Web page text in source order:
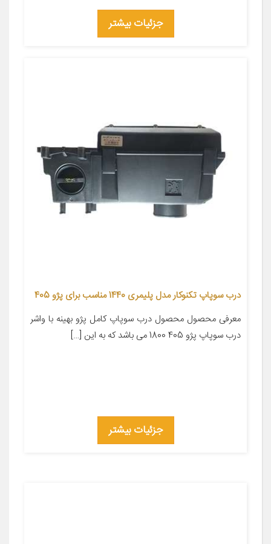
جزئیات بیشتر
درب سوپاپ تکنوکار مدل پلیمری 1440 مناسب برای پژو 405
معرفی محصول محصول درب سوپاپ کامل پژو بهینه با واشر
درب سوپاپ پژو 405 1800 می باشد که به این […]
جزئیات بیشتر